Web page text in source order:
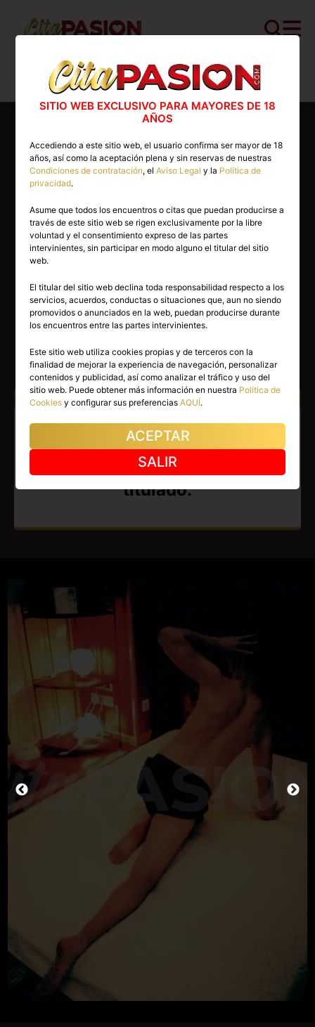
Cita PASION.COM>Masajistas >Pontevedra
Steven
39 años
STEVEN
Vigo(Pontevedra)
(4)
Atiendo a: Hombres Mujeres Parejas
Masajista en Vigo. Masajista
tantrico profesional y
Quiromasajista terapéutico
titulado.
SITIO WEB EXCLUSIVO PARA MAYORES DE 18
AÑOS
Accediendo a este sitio web, el usuario confirma ser mayor de 18
años, así como la aceptación plena y sin reservas de nuestras
Condiciones de contratación, elAviso Legal y la Política de
privacidad.
Asume que todos los encuentros o citas que puedan producirse a
través de este sitio web se rigen exclusivamente por la libre
voluntad y el consentimiento expreso de las partes
intervinientes, sin participar en modo alguno el titular del sitio
web.
El titular del sitio web declina toda responsabilidad respecto a los
servicios, acuerdos, conductas o situaciones que, aun no siendo
promovidos o anunciados en la web, puedan producirse durante
los encuentros entre las partes intervinientes.
Este sitio web utiliza cookies propias y de terceros con la
finalidad de mejorar la experiencia de navegación, personalizar
contenidos y publicidad, así como analizar el tráfico y uso del
sitio web. Puede obtener más información en nuestra Política de
Cookies y configurar sus preferenciasAQUÍ.
ACEPTAR
SALIR